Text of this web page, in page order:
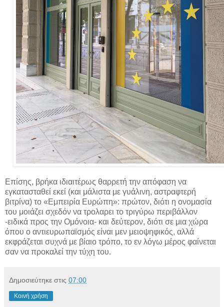
Επίσης, βρήκα ιδιαιτέρως θαρρετή την απόφαση να
εγκατασταθεί εκεί (και μάλιστα με γυάλινη, αστραφτερή
βιτρίνα) το «Εμπειρία Ευρώπη»: πρώτον, διότι η ονομασία
του μοιάζει σχεδόν να τρολαρει το τριγύρω περιβάλλον
-ειδικά προς την Ομόνοια- και δεύτερον, διότι σε μια χώρα
όπου ο αντιευρωπαϊσμός είναι μεν μειοψηφικός, αλλά
εκφράζεται συχνά με βίαιο τρόπο, το εν λόγω μέρος φαίνεται
σαν να προκαλεί την τύχη του.
Δημοσιεύτηκε στις 07:00
Κοινή χρήση